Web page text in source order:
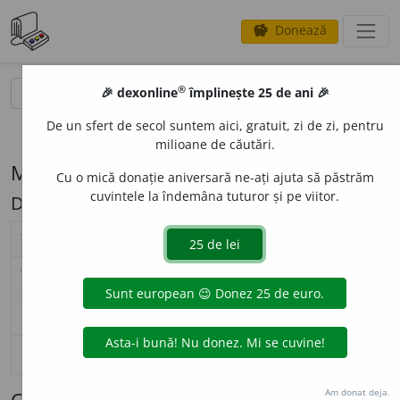
savings Donează
search
opțiuni
Modelul de flexiune A115 (dibaci)
Descriere: -ci, -ce
adjectiv (
Surse flexiune: DOR
masculin
nearticulat
articulat
nominativ-
dibaci dibaciul
plural dib cii
singular dibaci dibaciului dibace
plural dibaci dibacilor dibace
singular — —
🎉 dexonline®împlinește 25 de ani 🎉
De un sfert de secol suntem aici, gratuit, zi de zi, pentru
milioane de căutări.
Cu o mică donație aniversară ne-ați ajuta să păstrăm
cuvintele la îndemâna tuturor și pe viitor.
Am donat deja.